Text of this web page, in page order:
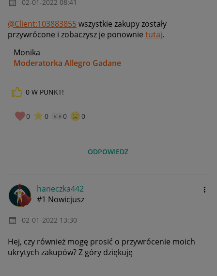
‎02-01-2022 08:41
@Client:103883855wszystkie zakupy zostały
przywrócone i zobaczysz je ponownie tutaj.
Monika
Moderatorka Allegro Gadane
0 W PUNKT!
0 0 0 0
ODPOWIEDZ
haneczka442
#1 Nowicjusz
‎02-01-2022 13:30
Hej, czy również mogę prosić o przywrócenie moich
ukrytych zakupów? Z góry dziękuję